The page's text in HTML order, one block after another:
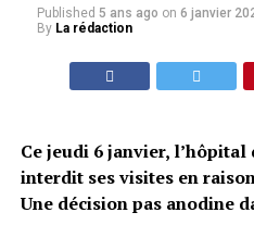
Published 5 ans ago on 6 janvier
By La rédaction
Ce jeudi 6 janvier, l’hôpital
interdit ses visites en
Une décision pas anodine